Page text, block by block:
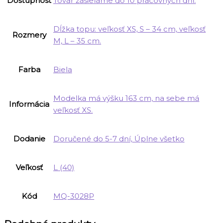
Rozmery
Dĺžka topu: veľkosť XS, S – 34 cm, veľkosť
M, L – 35 cm.
Farba Biela
Informácia
Modelka má výšku 163 cm, na sebe má
veľkosť XS.
Dodanie Doručené do 5-7 dní, Úplne všetko
Veľkosť L (40)
Kód MQ-3028P